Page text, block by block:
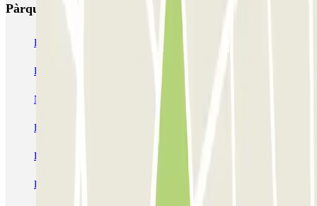
Pàrquings més valorats a Niça
P5 Aéroport de Nice Côte d'Azur Terminal 2 - Au contact
P6 Aéroport de Nice Côte d'Azur - Terminal 2 - Longue durée
Nicetoile ECTOR - Service Voiturier - Nice - T2
ECTOR - Service Voiturier - Nice - T1
Easy Parking Aéroport - Extérieur - Nice
Easy Parking Aéroport - Intérieur - Nice